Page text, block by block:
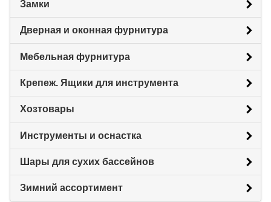
Замки
Дверная и оконная фурнитура
Мебельная фурнитура
Крепеж. Ящики для инструмента
Хозтовары
Инструменты и оснастка
Шары для сухих бассейнов
Зимний ассортимент